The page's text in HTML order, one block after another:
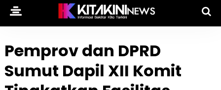
Pemprov dan DPRD
Sumut Dapil XII Komit